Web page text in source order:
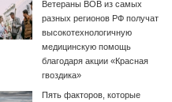
Ветераны ВОВ из самых
разных регионов РФ получат
высокотехнологичную
медицинскую помощь
благодаря акции «Красная
гвоздика»
Пять факторов, которые